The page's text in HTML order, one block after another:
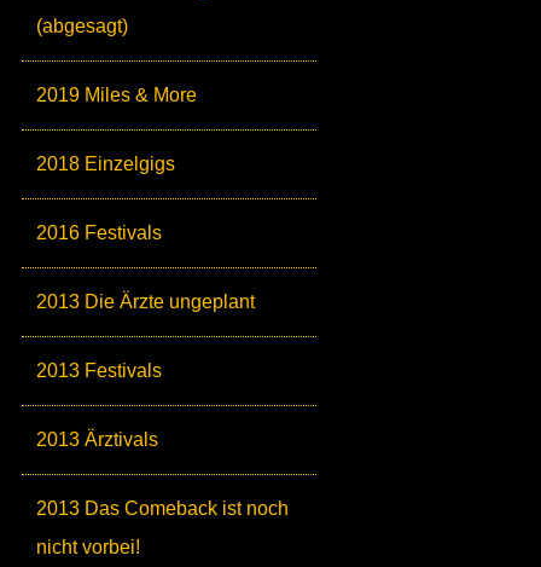
(abgesagt)
2019 Miles & More
2018 Einzelgigs
2016 Festivals
2013 Die Ärzte ungeplant
2013 Festivals
2013 Ärztivals
2013 Das Comeback ist noch
nicht vorbei!